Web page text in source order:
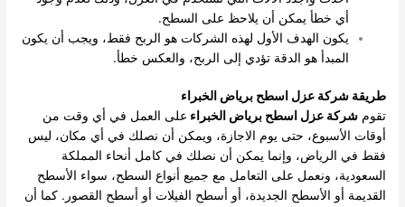
أي خطأ يمكن أن يلاحظ على السطح.
يكون الهدف الأول لهذه الشركات هو الربح فقط، ويجب أن يكون
المبدأ هو الدقة تؤدي إلى الربح، والعكس خطأ.
طريقة شركة عزل اسطح برياض الخبراء
تقومشركة عزل اسطح برياض الخبراء على العمل في أي وقت من
أوقات الأسبوع، حتى يوم الاجازة، ويمكن أن نصلك في أي مكان، ليس
فقط في الرياض، وإنما يمكن أن نصلك في كامل أنحاء المملكة
السعودية، ونعمل على التعامل مع جميع أنواع السطح، سواء الأسطح
القديمة أو الأسطح الجديدة، أو أسطح الفيلات أو أسطح القصور.كما أن